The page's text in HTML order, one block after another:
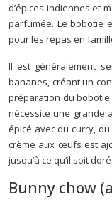
d’épices indiennes et
parfumée. Le bobotie
pour les repas en
Il est généralement
bananes, créant un
préparation du bobotie
nécessite une grande
épicé avec du curry,
crème aux œufs est
jusqu’à ce qu’il soit doré.
Bunny chow